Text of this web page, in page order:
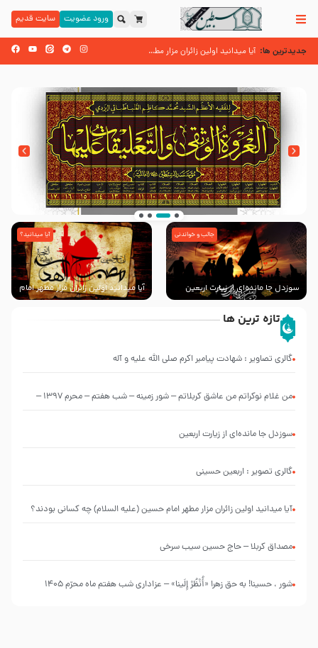
ورود عضویت سایت قدیم
جدیدترین ها: آیا میدانید اولین زائران مزار مطهر امام حسین (علیه السلام) چه کسانی بودن
اسنادی کهن دال بر شهرت زیارت اربعین نزد امامیه در قرن ۶ و ۷ هجری زائران اربعین حسینی
انتشار کتاب ” العروة الوثقى و التعليقات عليها”
با طرحی بسیار زیبا و شکیل
سوزدل جا مانده‌ای از زیارت اربعین
جالب و خواندنی
آیا میدانید اولین زائران مزار مطهر امام
حسین (علیه السلام) چه کسانی
آیا میدانید؟
تازه ترین ها
گالری تصاویر : شهادت پیامبر اکرم صلی الله علیه و آله
من غلام نوکراتم من عاشق کربلاتم – شور زمینه – شب هفتم – محرم 1397 –
سوزدل جا مانده‌ای از زیارت اربعین
گالری تصویر : اربعین حسینی
آیا میدانید اولین زائران مزار مطهر امام حسین (علیه السلام) چه کسانی بودند؟
مصداق کربلا – حاج حسین سیب سرخی
شور ، حسینا! به‌ حق زهرا «أُنْظُرْ إِلَینا» – عزاداری شب هفتم ماه محرّم 1405